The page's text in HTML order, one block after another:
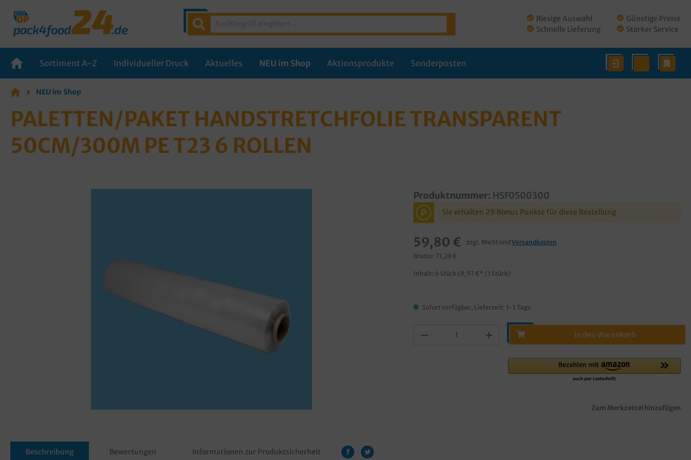
Riesige Auswahl
Schnelle Lieferung
Günstige Preise
Starker Service
Sortiment A-Z Individueller Druck Aktuelles NEU im Shop Aktionsprodukte Sonderposten
NEU im Shop
PALETTEN/PAKET HANDSTRETCHFOLIE TRANSPARENT
50CM/300M PE T23 6 ROLLEN
Produktnummer: HSF0500300
P Sie erhalten 29 Bonus Punkte für diese Bestellung
59,80 € zzgl. MwSt und Versandkosten
Brutto: 71,20 €
Inhalt: 6 Stück (9,97 €* / 1 Stück)
Sofort verfügbar, Lieferzeit: 1-3 Tage
In den Warenkorb
Zum Merkzettel hinzufügen
Beschreibung Bewertungen Informationen zur Produktsicherheit